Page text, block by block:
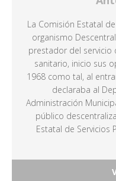
La Comisión Estatal
organismo
prestador del servicio
sanitario, inicio sus
1968 como tal, al
declaraba al
Administración
público
Estatal de Servicios